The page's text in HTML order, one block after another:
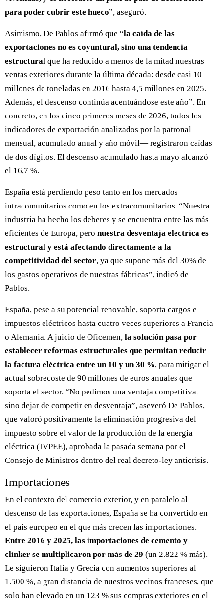
para poder cubrir este hueco”, aseguró.
Asimismo, De Pablos afirmó que “la caída de las
exportaciones no es coyuntural, sino una tendencia
estructural que ha reducido a menos de la mitad nuestras
ventas exteriores durante la última década: desde casi 10
millones de toneladas en 2016 hasta 4,5 millones en 2025.
Además, el descenso continúa acentuándose este año”. En
concreto, en los cinco primeros meses de 2026, todos los
indicadores de exportación analizados por la patronal —
mensual, acumulado anual y año móvil— registraron caídas
de dos dígitos. El descenso acumulado hasta mayo alcanzó
el 16,7 %.
España está perdiendo peso tanto en los mercados
intracomunitarios como en los extracomunitarios. “Nuestra
industria ha hecho los deberes y se encuentra entre las más
eficientes de Europa, pero nuestra desventaja eléctrica es
estructural y está afectando directamente a la
competitividad del sector, ya que supone más del 30% de
los gastos operativos de nuestras fábricas”, indicó de
Pablos.
España, pese a su potencial renovable, soporta cargos e
impuestos eléctricos hasta cuatro veces superiores a Francia
o Alemania. A juicio de Oficemen, la solución pasa por
establecer reformas estructurales que permitan reducir
la factura eléctrica entre un 10 y un 30 %, para mitigar el
actual sobrecoste de 90 millones de euros anuales que
soporta el sector. “No pedimos una ventaja competitiva,
sino dejar de competir en desventaja”, aseveró De Pablos,
que valoró positivamente la eliminación progresiva del
impuesto sobre el valor de la producción de la energía
eléctrica (IVPEE), aprobada la pasada semana por el
Consejo de Ministros dentro del real decreto-ley anticrisis.
Importaciones
En el contexto del comercio exterior, y en paralelo al
descenso de las exportaciones, España se ha convertido en
el país europeo en el que más crecen las importaciones.
Entre 2016 y 2025, las importaciones de cemento y
clínker se multiplicaron por más de 29 (un 2.822 % más).
Le siguieron Italia y Grecia con aumentos superiores al
1.500 %, a gran distancia de nuestros vecinos franceses, que
solo han elevado en un 123 % sus compras exteriores en el